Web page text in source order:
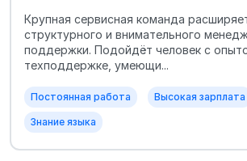
Крупная сервисная команда
структурного и внимательного
поддержки. Подойдёт человек с
техподдержке, умеющи...
Постоянная работа Высокая зарплата
Знание языка